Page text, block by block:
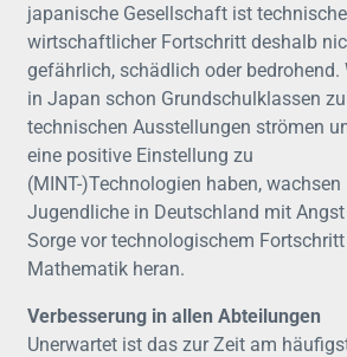
japanische Gesellschaft ist
wirtschaftlicher Fortschritt deshalb
gefährlich, schädlich oder bedrohend.
in Japan schon Grundschulklassen zu
technischen Ausstellungen strömen
eine positive Einstellung zu
(MINT-)Technologien haben, wachsen
Jugendliche in Deutschland mit
Sorge vor technologischem
Mathematik heran.
Verbesserung in allen Abteilungen
Unerwartet ist das zur Zeit am